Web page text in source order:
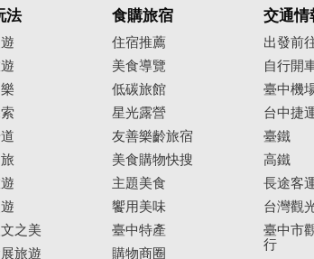
法
之美
旅遊
食購旅宿
住宿推薦
美食導覽
低碳旅館
星光露營
友善樂齡旅宿
美食購物快搜
主題美食
饗用美味
臺中特產
購物商圈
交通情
出發前
自行開
臺中機
台中捷
臺鐵
高鐵
長途客
台灣觀
臺中市
行